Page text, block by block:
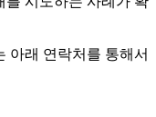
아래 연락처를 통해서